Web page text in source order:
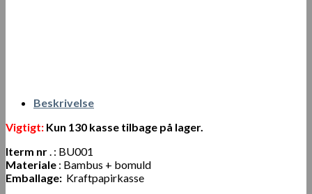
Beskrivelse
Vigtigt: Kun 130 kasse tilbage på lager.
Iterm nr. : BU001
Materiale : Bambus + bomuld
Emballage: Kraftpapirkasse